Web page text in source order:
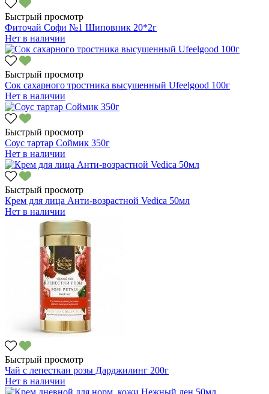
Быстрый просмотр
Фиточай Софи №1 Шиповник 20*2г
Нет в наличии
Быстрый просмотр
Сок сахарного тростника высушенный Ufeelgood 100г
Нет в наличии
Быстрый просмотр
Соус тартар Соймик 350г
Нет в наличии
Быстрый просмотр
Крем для лица Анти-возрастной Vedica 50мл
Нет в наличии
Быстрый просмотр
Чай с лепесткаи розы Дарджилинг 200г
Нет в наличии